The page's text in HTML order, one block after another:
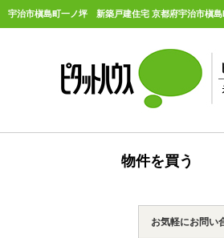
宇治市槇島町一ノ坪 新築戸建住宅 京都府宇治市槇
物件を買う
お気軽にお問い